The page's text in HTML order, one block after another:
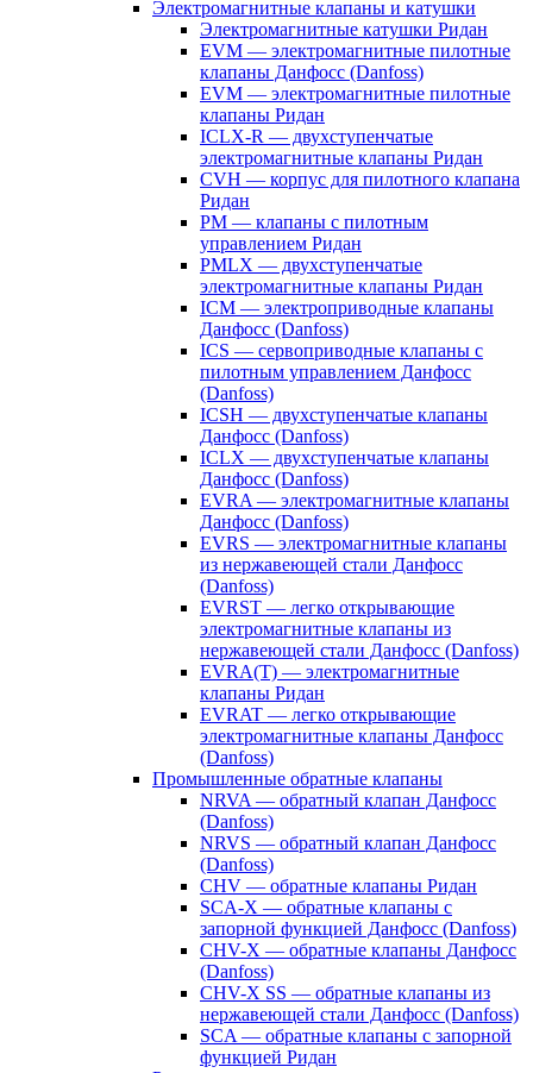
Электромагнитные клапаны и катушки
Электромагнитные катушки Ридан
EVM — электромагнитные пилотные
клапаны Данфосс (Danfoss)
EVM — электромагнитные пилотные
клапаны Ридан
ICLX-R — двухступенчатые
электромагнитные клапаны Ридан
CVH — корпус для пилотного клапана
Ридан
PM — клапаны с пилотным
управлением Ридан
PMLX — двухступенчатые
электромагнитные клапаны Ридан
ICM — электроприводные клапаны
Данфосс (Danfoss)
ICS — сервоприводные клапаны с
пилотным управлением Данфосс
(Danfoss)
ICSH — двухступенчатые клапаны
Данфосс (Danfoss)
ICLX — двухступенчатые клапаны
Данфосс (Danfoss)
EVRA — электромагнитные клапаны
Данфосс (Danfoss)
EVRS — электромагнитные клапаны
из нержавеющей стали Данфосс
(Danfoss)
EVRST — легко открывающие
электромагнитные клапаны из
нержавеющей стали Данфосс (Danfoss)
EVRA(T) — электромагнитные
клапаны Ридан
EVRAT — легко открывающие
электромагнитные клапаны Данфосс
(Danfoss)
Промышленные обратные клапаны
NRVA — обратный клапан Данфосс
(Danfoss)
NRVS — обратный клапан Данфосс
(Danfoss)
CHV — обратные клапаны Ридан
SCA-X — обратные клапаны с
запорной функцией Данфосс (Danfoss)
CHV-X — обратные клапаны Данфосс
(Danfoss)
CHV-X SS — обратные клапаны из
нержавеющей стали Данфосс (Danfoss)
SCA — обратные клапаны с запорной
функцией Ридан